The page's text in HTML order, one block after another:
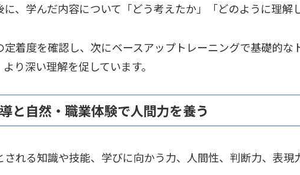
、学んだ内容について「どう考えたか」「どのように理
着度を確認し、次にベースアップトレーニングで基礎的
り深い理解を促しています。
と自然・職業体験で人間力を養う
れる知識や技能、学びに向かう力、人間性、判断力、表